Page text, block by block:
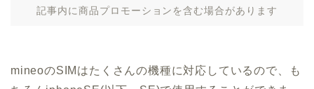
記事内に商品プロモーションを含む場合があります
mineoのSIMはたくさんの機種に対応しているので、も